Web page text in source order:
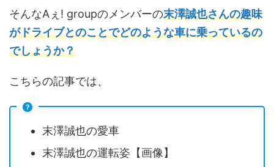
そんなAぇ! groupのメンバーの末澤誠也さんの趣味
がドライブとのことでどのような車に乗っているの
でしょうか？
こちらの記事では、
末澤誠也の愛車
末澤誠也の運転姿【画像】